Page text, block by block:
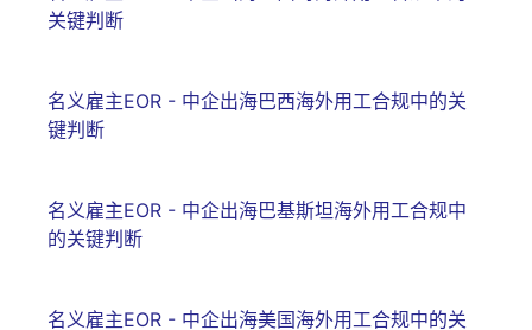
关键判断
名义雇主EOR - 中企出海巴西海外用工合规中的关
键判断
名义雇主EOR - 中企出海巴基斯坦海外用工合规中
的关键判断
名义雇主EOR - 中企出海美国海外用工合规中的关